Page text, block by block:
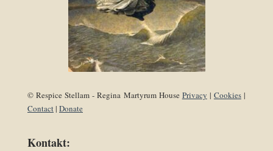
© Respice Stellam - Regina Martyrum House Privacy | Cookies|
Contact| Donate
Kontakt: